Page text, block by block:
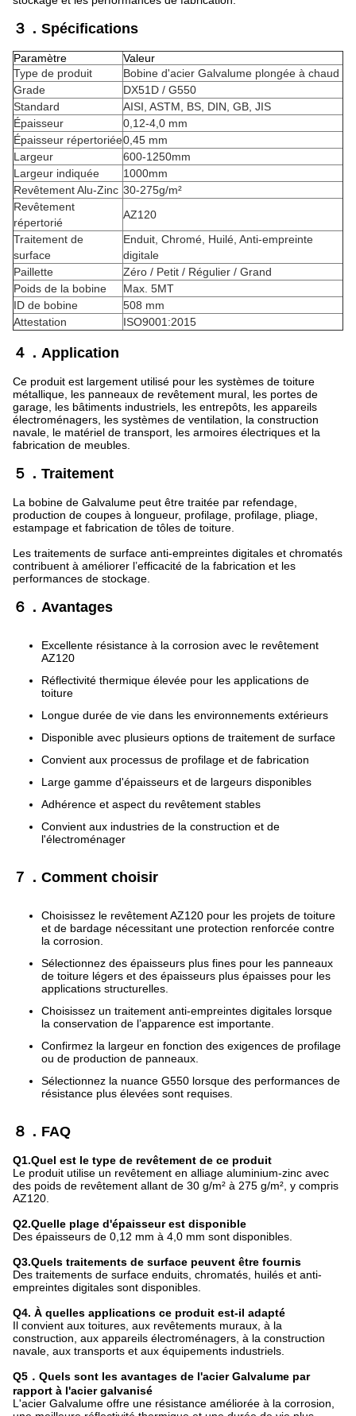
３．Spécifications
Paramètre
Valeur
Type de produit
Bobine d'acier Galvalume plongée à chaud
Grade
DX51D / G550
Standard
AISI, ASTM, BS, DIN, GB, JIS
Épaisseur
0,12-4,0 mm
Épaisseur répertoriée0,45 mm
Largeur
600-1250mm
Largeur indiquée
1000mm
Revêtement Alu-Zinc 30-275g/m²
Revêtement
répertorié
AZ120
Traitement de
surface
Enduit, Chromé, Huilé, Anti-empreinte
digitale
Paillette
Zéro / Petit / Régulier / Grand
Poids de la bobine
Max. 5MT
ID de bobine
508 mm
Attestation
ISO9001:2015
４．Application
Ce produit est largement utilisé pour les systèmes de toiture
métallique, les panneaux de revêtement mural, les portes de
garage, les bâtiments industriels, les entrepôts, les appareils
électroménagers, les systèmes de ventilation, la construction
navale, le matériel de transport, les armoires électriques et la
fabrication de meubles.
５．Traitement
La bobine de Galvalume peut être traitée par refendage,
production de coupes à longueur, profilage, profilage, pliage,
estampage et fabrication de tôles de toiture.
Les traitements de surface anti-empreintes digitales et chromatés
contribuent à améliorer l’efficacité de la fabrication et les
performances de stockage.
６．Avantages
Excellente résistance à la corrosion avec le revêtement
AZ120
Réflectivité thermique élevée pour les applications de
toiture
Longue durée de vie dans les environnements extérieurs
Disponible avec plusieurs options de traitement de surface
Convient aux processus de profilage et de fabrication
Large gamme d'épaisseurs et de largeurs disponibles
Adhérence et aspect du revêtement stables
Convient aux industries de la construction et de
l'électroménager
７．Comment choisir
Choisissez le revêtement AZ120 pour les projets de toiture
et de bardage nécessitant une protection renforcée contre
la corrosion.
Sélectionnez des épaisseurs plus fines pour les panneaux
de toiture légers et des épaisseurs plus épaisses pour les
applications structurelles.
Choisissez un traitement anti-empreintes digitales lorsque
la conservation de l’apparence est importante.
Confirmez la largeur en fonction des exigences de profilage
ou de production de panneaux.
Sélectionnez la nuance G550 lorsque des performances de
résistance plus élevées sont requises.
８．FAQ
Q1.Quel est le type de revêtement de ce produit
Le produit utilise un revêtement en alliage aluminium-zinc avec
des poids de revêtement allant de 30 g/m² à 275 g/m², y compris
AZ120.
Q2.Quelle plage d'épaisseur est disponible
Des épaisseurs de 0,12 mm à 4,0 mm sont disponibles.
Q3.Quels traitements de surface peuvent être fournis
Des traitements de surface enduits, chromatés, huilés et anti-
empreintes digitales sont disponibles.
Q4. À quelles applications ce produit est-il adapté
Il convient aux toitures, aux revêtements muraux, à la
construction, aux appareils électroménagers, à la construction
navale, aux transports et aux équipements industriels.
Q5．Quels sont les avantages de l'acier Galvalume par
rapport à l'acier galvanisé
L'acier Galvalume offre une résistance améliorée à la corrosion,